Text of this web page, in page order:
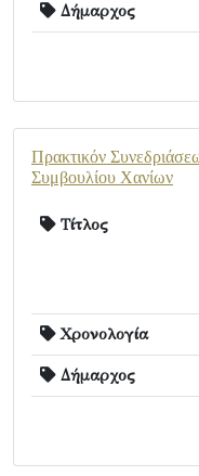
Δήμαρχος
Πρακτικόν
Συμβουλίου Χανίων
Τίτλος
Χρονολογία
Δήμαρχος